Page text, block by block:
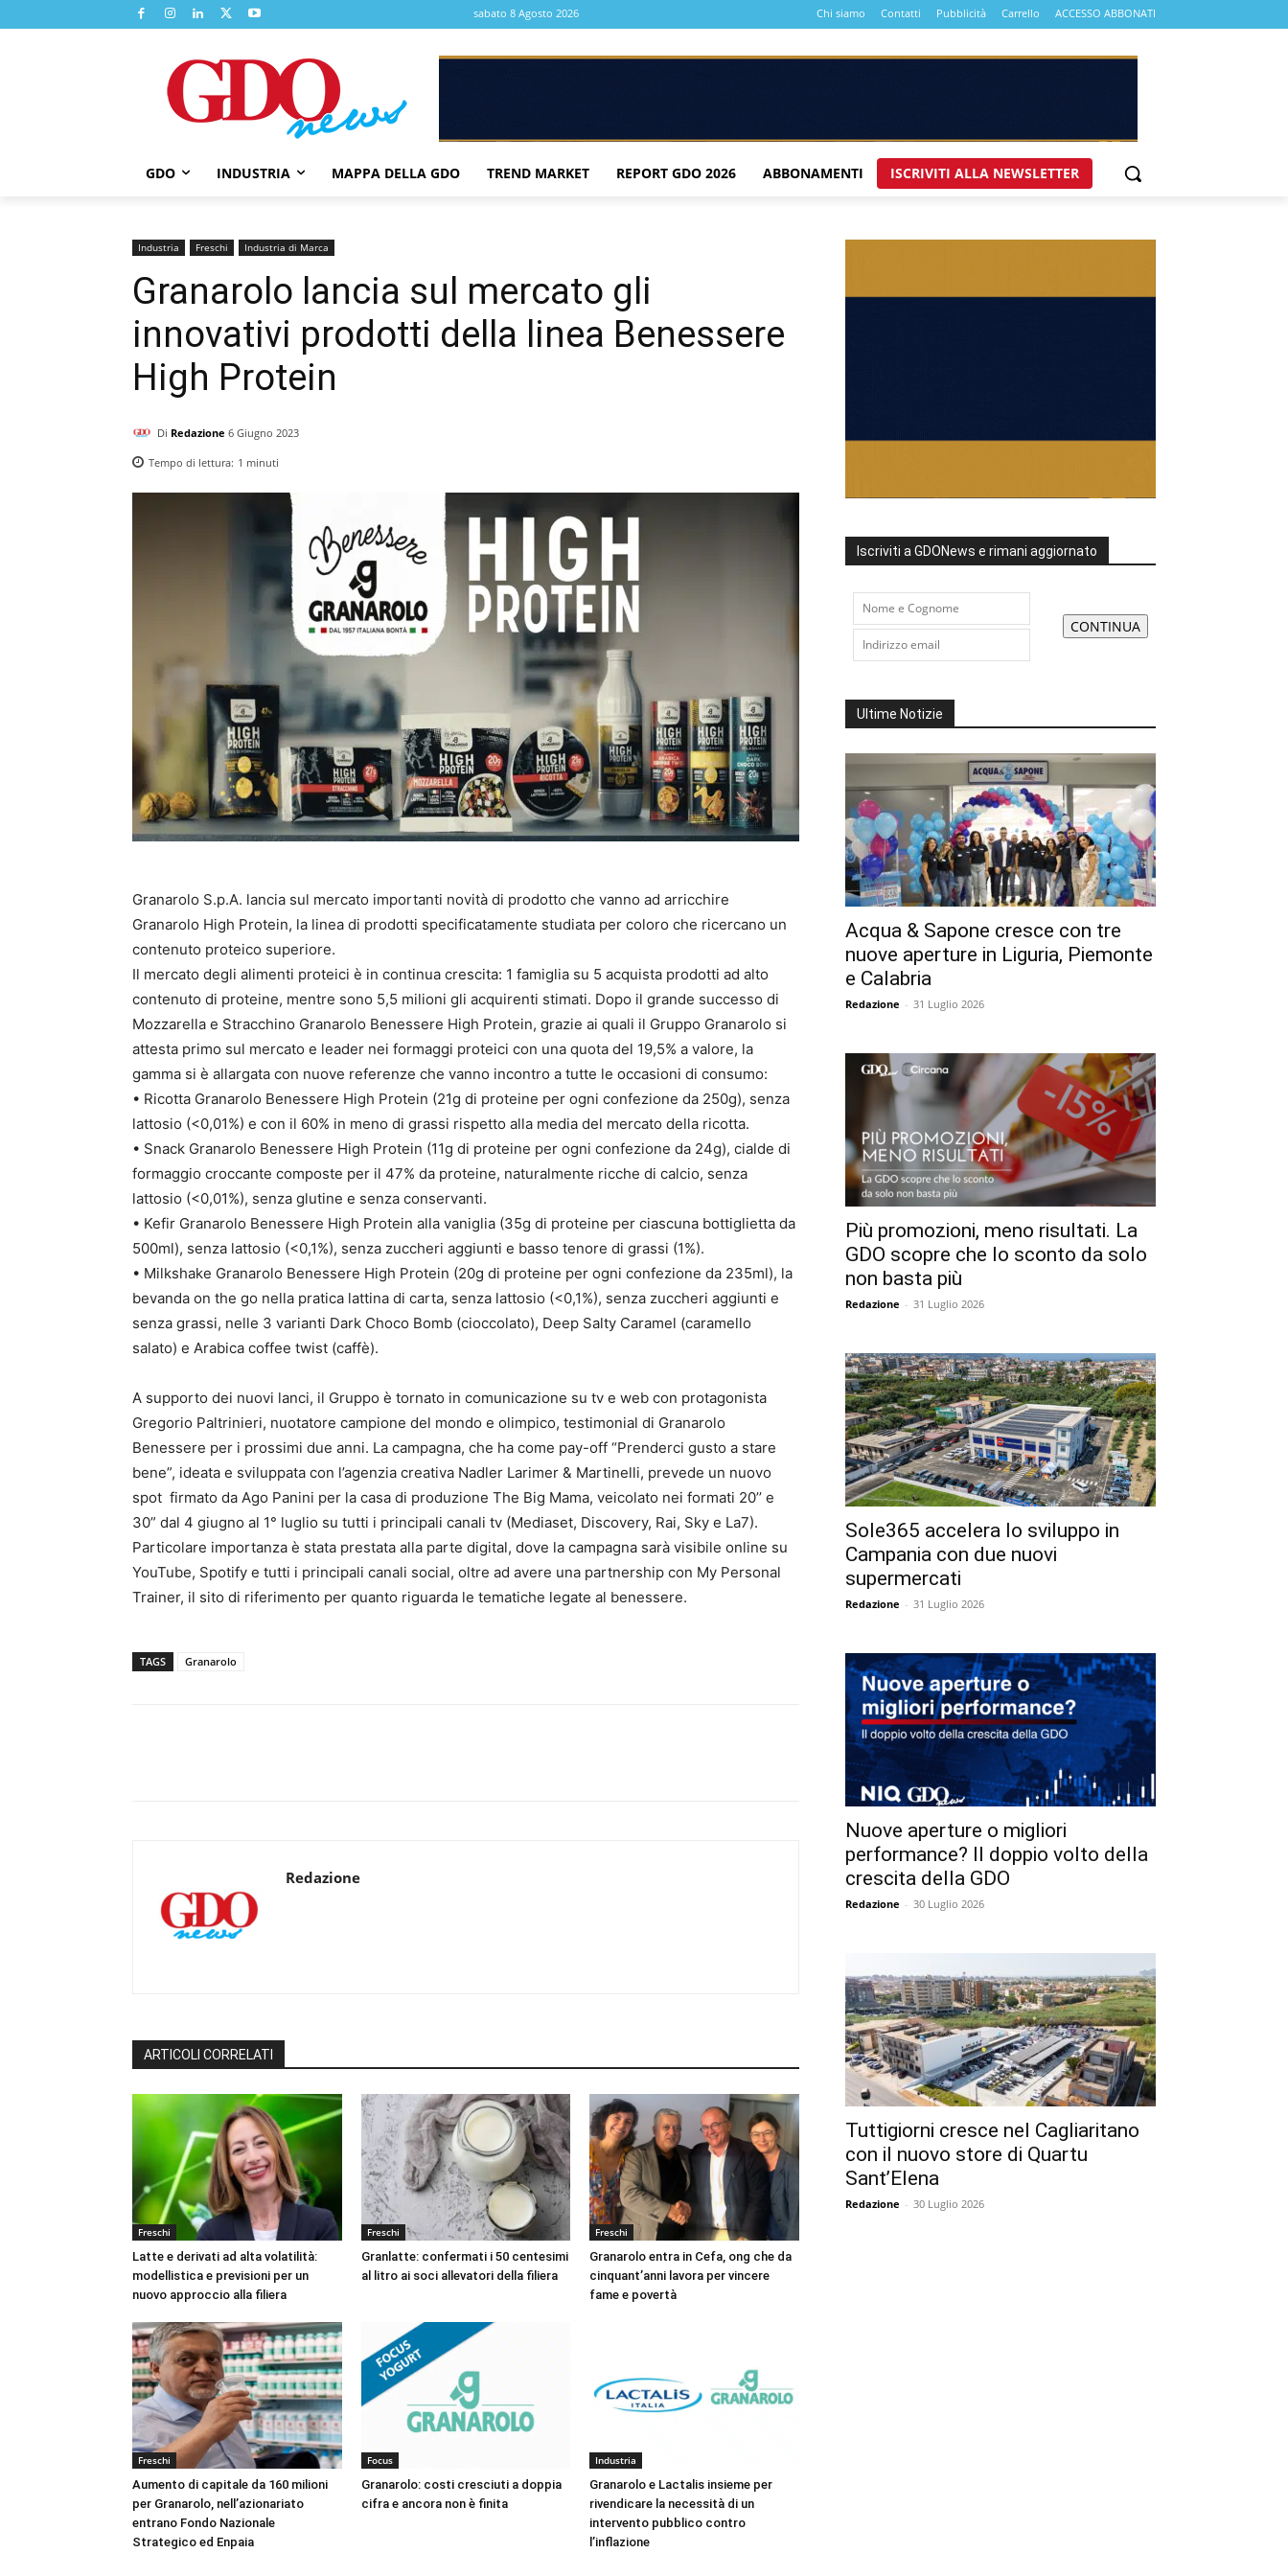
sabato 8 Agosto 2026 Chi siamo Contatti Pubblicità Carrello ACCESSO ABBONATI
GDO INDUSTRIA MAPPA DELLA GDO TREND MARKET REPORT GDO 2026 ABBONAMENTI ISCRIVITI ALLA NEWSLETTER
Industria Freschi Industria di Marca
Granarolo lancia sul mercato gli
innovativi prodotti della linea Benessere
High Protein
Di Redazione 6 Giugno 2023
Tempo di lettura: 1 minuti
Granarolo S.p.A. lancia sul mercato importanti novità di prodotto che vanno ad arricchire
Granarolo High Protein, la linea di prodotti specificatamente studiata per coloro che ricercano un
contenuto proteico superiore.
Il mercato degli alimenti proteici è in continua crescita: 1 famiglia su 5 acquista prodotti ad alto
contenuto di proteine, mentre sono 5,5 milioni gli acquirenti stimati. Dopo il grande successo di
Mozzarella e Stracchino Granarolo Benessere High Protein, grazie ai quali il Gruppo Granarolo si
attesta primo sul mercato e leader nei formaggi proteici con una quota del 19,5% a valore, la
gamma si è allargata con nuove referenze che vanno incontro a tutte le occasioni di consumo:
• Ricotta Granarolo Benessere High Protein (21g di proteine per ogni confezione da 250g), senza
lattosio (<0,01%) e con il 60% in meno di grassi rispetto alla media del mercato della ricotta.
• Snack Granarolo Benessere High Protein (11g di proteine per ogni confezione da 24g), cialde di
formaggio croccante composte per il 47% da proteine, naturalmente ricche di calcio, senza
lattosio (<0,01%), senza glutine e senza conservanti.
• Kefir Granarolo Benessere High Protein alla vaniglia (35g di proteine per ciascuna bottiglietta da
500ml), senza lattosio (<0,1%), senza zuccheri aggiunti e basso tenore di grassi (1%).
• Milkshake Granarolo Benessere High Protein (20g di proteine per ogni confezione da 235ml), la
bevanda on the go nella pratica lattina di carta, senza lattosio (<0,1%), senza zuccheri aggiunti e
senza grassi, nelle 3 varianti Dark Choco Bomb (cioccolato), Deep Salty Caramel (caramello
salato) e Arabica coffee twist (caffè).
A supporto dei nuovi lanci, il Gruppo è tornato in comunicazione su tv e web con protagonista
Gregorio Paltrinieri, nuotatore campione del mondo e olimpico, testimonial di Granarolo
Benessere per i prossimi due anni. La campagna, che ha come pay-off “Prenderci gusto a stare
bene”, ideata e sviluppata con l’agenzia creativa Nadler Larimer & Martinelli, prevede un nuovo
spot firmato da Ago Panini per la casa di produzione The Big Mama, veicolato nei formati 20’’ e
30” dal 4 giugno al 1° luglio su tutti i principali canali tv (Mediaset, Discovery, Rai, Sky e La7).
Particolare importanza è stata prestata alla parte digital, dove la campagna sarà visibile online su
YouTube, Spotify e tutti i principali canali social, oltre ad avere una partnership con My Personal
Trainer, il sito di riferimento per quanto riguarda le tematiche legate al benessere.
TAGS Granarolo
Redazione
ARTICOLI CORRELATI
Freschi
Latte e derivati ad alta volatilità:
modellistica e previsioni per un
nuovo approccio alla filiera
Freschi
Granlatte: confermati i 50 centesimi
al litro ai soci allevatori della filiera
Freschi
Granarolo entra in Cefa, ong che da
cinquant’anni lavora per vincere
fame e povertà
Freschi
Aumento di capitale da 160 milioni
per Granarolo, nell’azionariato
entrano Fondo Nazionale
Strategico ed Enpaia
Focus
Granarolo: costi cresciuti a doppia
cifra e ancora non è finita
Industria
Granarolo e Lactalis insieme per
rivendicare la necessità di un
intervento pubblico contro
l’inflazione
Iscriviti a GDONews e rimani aggiornato
Ultime Notizie
Acqua & Sapone cresce con tre
nuove aperture in Liguria, Piemonte
e Calabria
Redazione - 31 Luglio 2026
Più promozioni, meno risultati. La
GDO scopre che lo sconto da solo
non basta più
Redazione - 31 Luglio 2026
Sole365 accelera lo sviluppo in
Campania con due nuovi
supermercati
Redazione - 31 Luglio 2026
Nuove aperture o migliori
performance? Il doppio volto della
crescita della GDO
Redazione - 30 Luglio 2026
Tuttigiorni cresce nel Cagliaritano
con il nuovo store di Quartu
Sant’Elena
Redazione - 30 Luglio 2026